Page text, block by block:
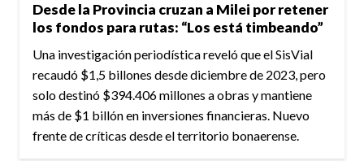
Desde la Provincia cruzan a Milei por retener
los fondos para rutas: “Los está timbeando”
Una investigación periodística reveló que el SisVial
recaudó $1,5 billones desde diciembre de 2023, pero
solo destinó $394.406 millones a obras y mantiene
más de $1 billón en inversiones financieras. Nuevo
frente de críticas desde el territorio bonaerense.